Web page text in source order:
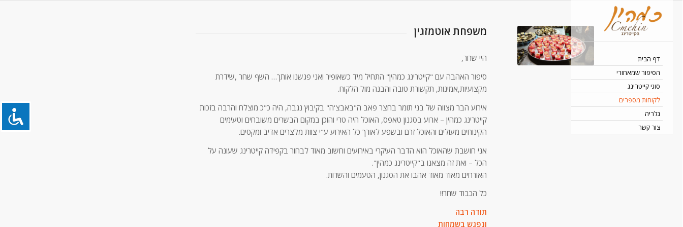
דף הבית
הסיפור שמאחורי
סוגי קייטרינג
לקוחות מספרים
גלריה
צור קשר
משפחת אוטמזגין
היי שחר,
סיפור האהבה עם "קייטרינג כמהין" התחיל מיד כשאופיר ואני פגשנו אותך… השף שחר ,שידרת
מקצועיות,אמינות, תקשורת טובה והבנה מול הלקוח.
אירוע הבר מצווה של בני תומר בחצר פאב ה"באבצ'ה" בקיבוץ נגבה, היה כ"כ מוצלח והרבה בזכות
קייטרינג כמהין – ארוע בסגנון טאפס, האוכל היה טרי והוכן במקום הבשרים משובחים וטעימים
הקינוחים מעולים והאוכל זרם ובשפע לאורך כל האירוע ע"י צוות מלצרים אדיב ומקסים.
אני חושבת שהאוכל הוא הדבר העיקרי באירועים וחשוב מאוד לבחור בקפידה קייטרינג שעונה על
הכל – ואת זה מצאנו ב"קייטרינג כמהין".
האורחים מאוד מאוד אהבו את הסגנון, הטעמים והשרות.
כל הכבוד שחר!!
תודה רבה
ונפגש בשמחות